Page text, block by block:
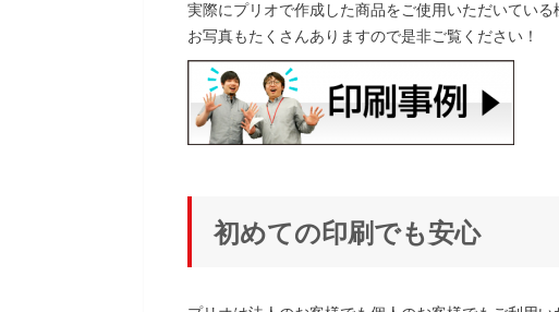
実際にプリオで作成した商品をご使用いただいている
お写真もたくさんありますので是非ご覧ください！
初めての印刷でも安心